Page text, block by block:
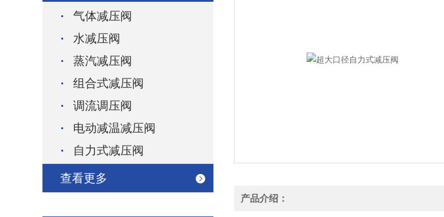
气体减压阀
水减压阀
蒸汽减压阀
组合式减压阀
调流调压阀
电动减温减压阀
自力式减压阀
查看更多
产品介绍：